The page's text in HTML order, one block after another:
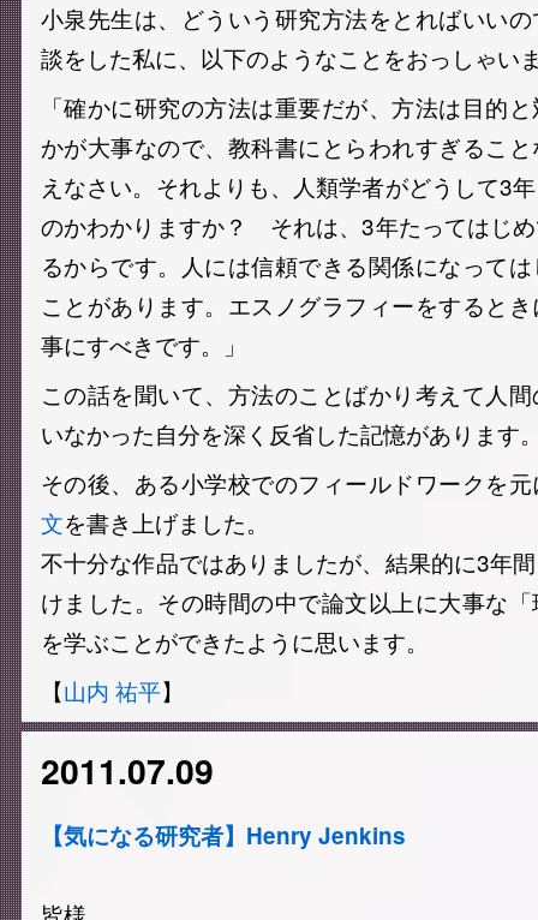
小泉先生は、どういう研究方法をとればいい
談をした私に、以下のようなことをおっしゃい
「確かに研究の方法は重要だが、方法は目的
かが大事なので、教科書にとらわれすぎるこ
えなさい。それよりも、人類学者がどうして3
のかわかりますか？ それは、3年たってはじ
るからです。人には信頼できる関係になって
ことがあります。エスノグラフィーをすると
事にすべきです。」
この話を聞いて、方法のことばかり考えて人
いなかった自分を深く反省した記憶があります
その後、ある小学校でのフィールドワークを
文を書き上げました。
不十分な作品ではありましたが、結果的に3年
けました。その時間の中で論文以上に大事な
を学ぶことができたように思います。
【山内 祐平】
2011.07.09
【気になる研究者】Henry Jenkins
皆様